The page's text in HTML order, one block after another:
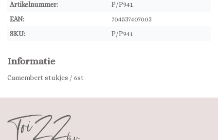
Artikelnummer:
P/P941
EAN:
704537407003
SKU:
P/P941
Informatie
Camembert stukjes / 6st